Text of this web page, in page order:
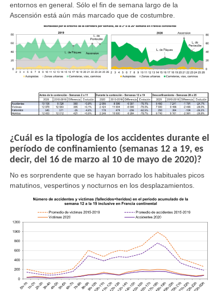
entornos en general. Sólo el fin de semana largo de la
Ascensión está aún más marcado que de costumbre.
¿Cuál es la tipología de los accidentes durante el
período de confinamiento (semanas 12 a 19, es
decir, del 16 de marzo al 10 de mayo de 2020)?
No es sorprendente que se hayan borrado los habituales picos
matutinos, vespertinos y nocturnos en los desplazamientos.